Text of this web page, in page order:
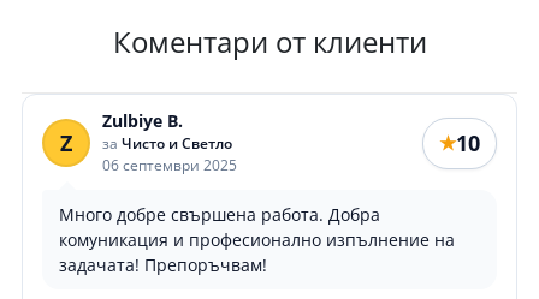
Коментари от клиенти
Z
Zulbiye B.
за Чисто и Светло
06 септември 2025
★10
Много добре свършена работа. Добра
комуникация и професионално изпълнение на
задачата! Препоръчвам!